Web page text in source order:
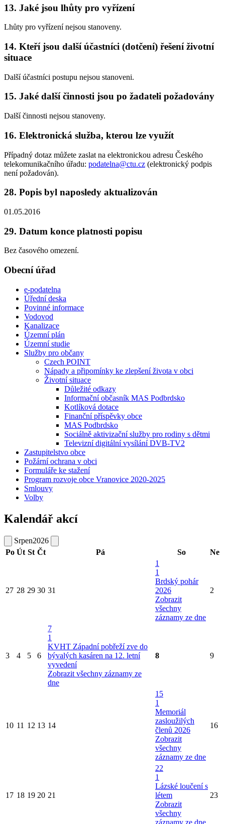
13. Jaké jsou lhůty pro vyřízení
Lhůty pro vyřízení nejsou stanoveny.
14. Kteří jsou další účastníci (dotčení) řešení životní
situace
Další účastníci postupu nejsou stanoveni.
15. Jaké další činnosti jsou po žadateli požadovány
Další činnosti nejsou stanoveny.
16. Elektronická služba, kterou lze využít
Případný dotaz můžete zaslat na elektronickou adresu Českého
telekomunikačního úřadu: podatelna@ctu.cz (elektronický podpis
není požadován).
28. Popis byl naposledy aktualizován
01.05.2016
29. Datum konce platnosti popisu
Bez časového omezení.
Obecní úřad
e-podatelna
Úřední deska
Povinné informace
Vodovod
Kanalizace
Územní plán
Územní studie
Služby pro občany
Czech POINT
Nápady a připomínky ke zlepšení života v obci
Životní situace
Důležité odkazy
Informační občasník MAS Podbrdsko
Kotlíková dotace
Finanční příspěvky obce
MAS Podbrdsko
Sociálně aktivizační služby pro rodiny s dětmi
Televizní digitální vysílání DVB-TV2
Zastupitelstvo obce
Požární ochrana v obci
Formuláře ke stažení
Program rozvoje obce Vranovice 2020-2025
Smlouvy
Volby
Kalendář akcí
Srpen2026
Po Út St Čt Pá So Ne
27 28 29 30 31
1
1
Brdský pohár
2026
Zobrazit
všechny
záznamy ze dne
2
3 4 5 6
7
1
KVHT Západní pobřeží zve do
bývalých kasáren na 12. letní
vyvedení
Zobrazit všechny záznamy ze
dne
8 9
10 11 12 13 14
15
1
Memoriál
zasloužilých
členů 2026
Zobrazit
všechny
záznamy ze dne
16
17 18 19 20 21
22
1
Lázské loučení s
létem
Zobrazit
všechny
záznamy ze dne
23